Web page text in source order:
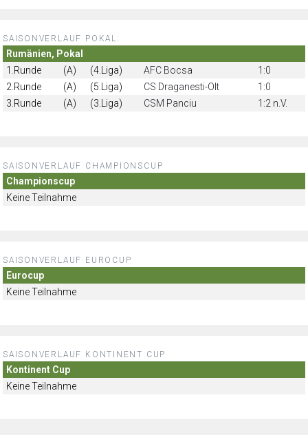
SAISONVERLAUF POKAL:
Rumänien, Pokal
1.Runde
(A) (4.Liga) AFC Bocsa
1:0
2.Runde
(A) (5.Liga) CS Draganesti-Olt
1:0
3.Runde
(A) (3.Liga) CSM Panciu 1:2 n.V.
SAISONVERLAUF CHAMPIONSCUP
Championscup
Keine Teilnahme
SAISONVERLAUF EUROCUP
Eurocup
Keine Teilnahme
SAISONVERLAUF KONTINENT CUP
Kontinent Cup
Keine Teilnahme